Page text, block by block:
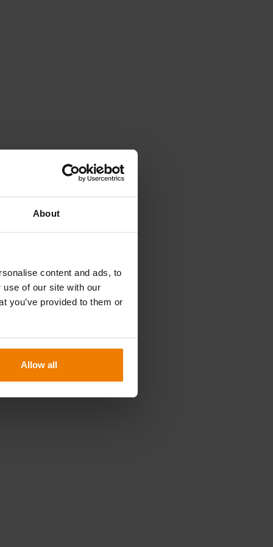
About
content and ads, to
of our site with our
you’ve provided to them or
Allow all